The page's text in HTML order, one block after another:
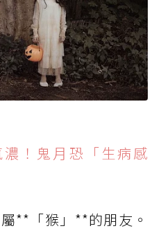
！鬼月恐「生病感
**「猴」**的朋友。